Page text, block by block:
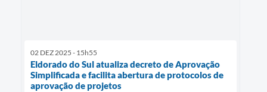
02 DEZ 2025 - 15h55
Eldorado do Sul atualiza decreto de Aprovação
Simplificada e facilita abertura de protocolos de
aprovação de projetos